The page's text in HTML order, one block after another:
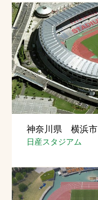
神奈川県 横浜市
日産スタジアム